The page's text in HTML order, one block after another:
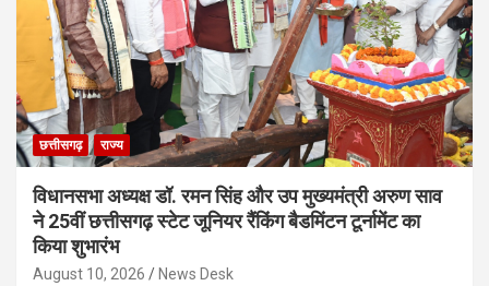
छत्तीसगढ़ राज्य
विधानसभा अध्यक्ष डॉ. रमन सिंह और उप मुख्यमंत्री अरुण साव
ने 25वीं छत्तीसगढ़ स्टेट जूनियर रैंकिंग बैडमिंटन टूर्नामेंट का
किया शुभारंभ
August 10, 2026 News Desk